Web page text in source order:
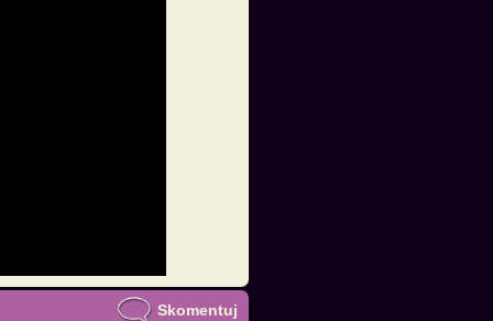
Skomentuj